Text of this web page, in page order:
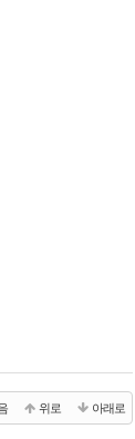
위로 아래로